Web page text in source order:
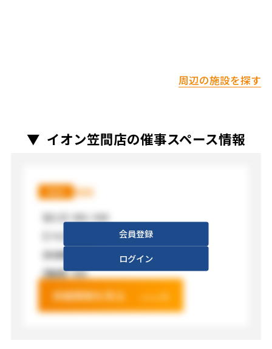
周辺の施設を探す
イオン笠間店の催事スペース情報
XXX XXX
【広さ】
XXX / XXX
【フロア】
【利用料金】
【電源】XXX
詳細情報を見る
会員登録
ログイン